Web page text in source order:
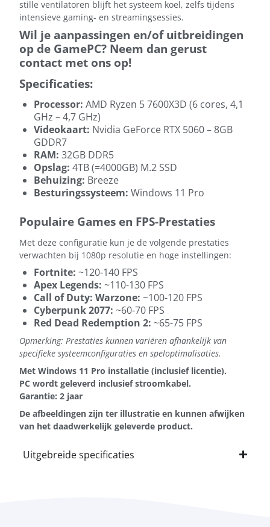
stille ventilatoren blijft het systeem koel, zelfs tijdens
intensieve gaming- en streamingsessies.
Wil je aanpassingen en/of uitbreidingen
op de GamePC? Neem dan gerust
contact met ons op!
Specificaties:
Processor: AMD Ryzen 5 7600X3D (6 cores, 4,1
GHz – 4,7 GHz)
Videokaart: Nvidia GeForce RTX 5060 – 8GB
GDDR7
RAM: 32GB DDR5
Opslag: 4TB (=4000GB) M.2 SSD
Behuizing: Breeze
Besturingssysteem: Windows 11 Pro
Populaire Games en FPS-Prestaties
Met deze configuratie kun je de volgende prestaties
verwachten bij 1080p resolutie en hoge instellingen:
Fortnite: ~120-140 FPS
Apex Legends: ~110-130 FPS
Call of Duty: Warzone: ~100-120 FPS
Cyberpunk 2077: ~60-70 FPS
Red Dead Redemption 2: ~65-75 FPS
Opmerking: Prestaties kunnen variëren afhankelijk van
specifieke systeemconfiguraties en speloptimalisaties.
Met Windows 11 Pro installatie (inclusief licentie).
PC wordt geleverd inclusief stroomkabel.
Garantie: 2 jaar
De afbeeldingen zijn ter illustratie en kunnen afwijken
van het daadwerkelijk geleverde product.
Uitgebreide specificaties